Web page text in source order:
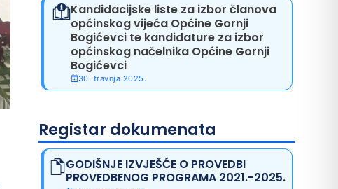
Kandidacijske liste za izbor članova
općinskog vijeća Općine Gornji
Bogićevci te kandidature za izbor
općinskog načelnika Općine Gornji
Bogićevci
30. travnja 2025.
Registar dokumenata
GODIŠNJE IZVJEŠĆE O PROVEDBI
PROVEDBENOG PROGRAMA 2021.-2025.